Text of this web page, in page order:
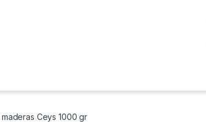
Ceys 1000 gr